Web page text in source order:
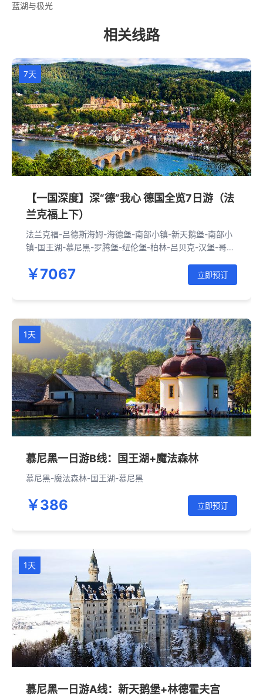
蓝湖与极光
相关线路
7天
【一国深度】深“德”我心 德国全览7日游（法
兰克福上下）
法兰克福-吕德斯海姆-海德堡-南部小镇-新天鹅堡-南部小
镇-国王湖-慕尼黑-罗腾堡-纽伦堡-柏林-吕贝克-汉堡-哥廷
￥7067 立即预订
1天
慕尼黑一日游B线：国王湖+魔法森林
慕尼黑-魔法森林-国王湖-慕尼黑
￥386 立即预订
1天
慕尼黑一日游A线：新天鹅堡+林德霍夫宫